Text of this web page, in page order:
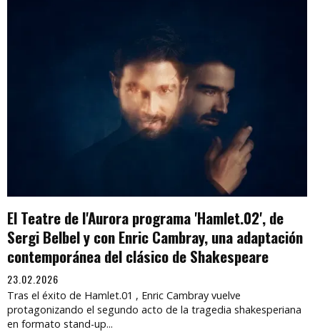
El Teatre de l'Aurora programa 'Hamlet.02', de
Sergi Belbel y con Enric Cambray, una adaptación
contemporánea del clásico de Shakespeare
23.02.2026
Tras el éxito de Hamlet.01 , Enric Cambray vuelve
protagonizando el segundo acto de la tragedia shakesperiana
en formato stand-up...